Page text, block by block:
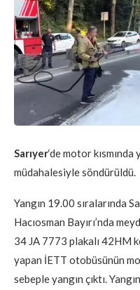
Sarıyer‘de motor
müdahalesiyle söndürüldü.
Yangın 19.00 sıralarında
Hacıosman Bayırı’nda
34 JA 7773 plakalı 42HM
yapan İETT otobüsünün
sebeple yangın çıktı.